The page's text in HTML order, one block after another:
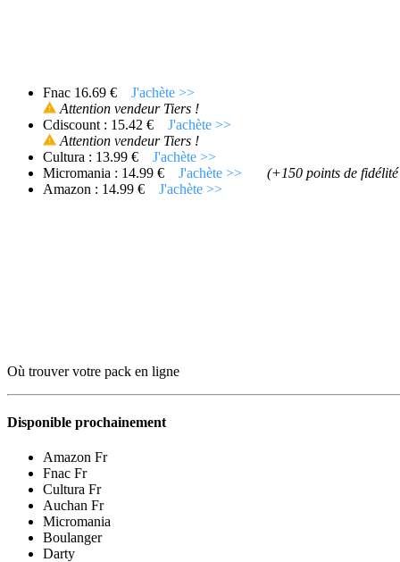
Fnac 16.69 € J'achète >>
Attention vendeur Tiers !
Cdiscount : 15.42 € J'achète >>
Attention vendeur Tiers !
Cultura : 13.99 € J'achète >>
Micromania : 14.99 € J'achète >>
(+150 points de
Amazon : 14.99 € J'achète >>
Où trouver votre pack en ligne
Disponible prochainement
Amazon Fr
Fnac Fr
Cultura Fr
Auchan Fr
Micromania
Boulanger
Darty